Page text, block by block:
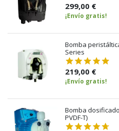
299,00 €
¡Envío gratis!
Bomba
Series
219,00 €
¡Envío gratis!
Bomba
PVDF-T)